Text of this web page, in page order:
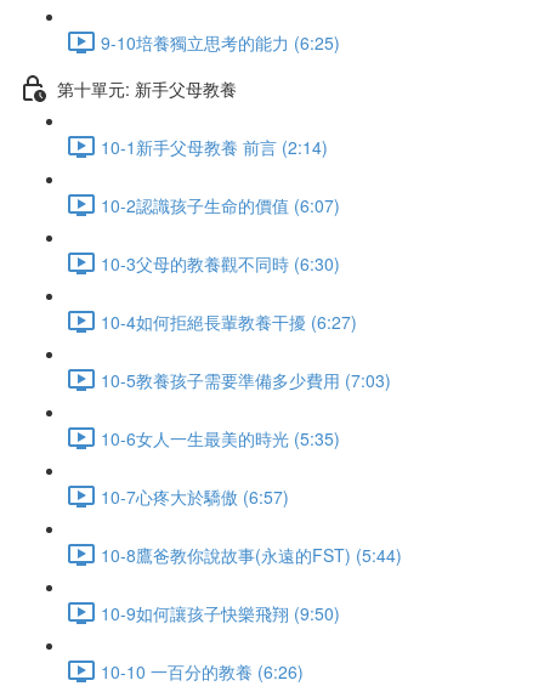
9-10培養獨立思考的能力 (6:25)
第十單元: 新手父母教養
10-1新手父母教養 前言 (2:14)
10-2認識孩子生命的價值 (6:07)
10-3父母的教養觀不同時 (6:30)
10-4如何拒絕長輩教養干擾 (6:27)
10-5教養孩子需要準備多少費用 (7:03)
10-6女人一生最美的時光 (5:35)
10-7心疼大於驕傲 (6:57)
10-8鷹爸教你說故事(永遠的FST) (5:44)
10-9如何讓孩子快樂飛翔 (9:50)
10-10 一百分的教養 (6:26)